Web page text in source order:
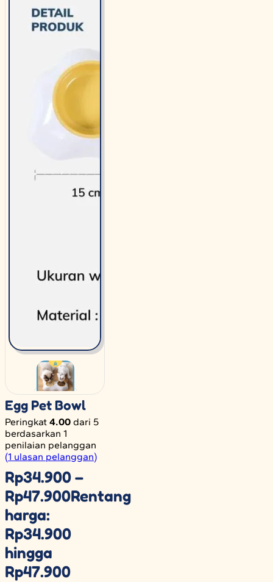
Egg Pet Bowl
Peringkat 4.00 dari 5
berdasarkan 1
penilaian pelanggan
(1 ulasan pelanggan)
Rp34.900–
Rp47.900Rentang
harga:
Rp34.900
hingga
Rp47.900